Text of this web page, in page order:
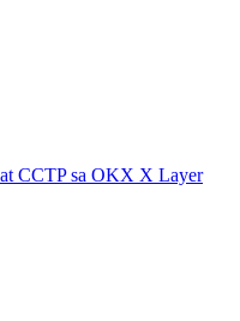
CCTP sa OKX X Layer